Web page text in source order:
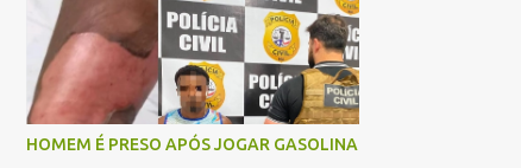
HOMEM É PRESO APÓS JOGAR GASOLINA
socorrida com vida e encaminhada para
atendimento médico, mas infelizmente não
resistiu aos ferimentos e veio a óbito. Uma
das vítimas foi identificada como Gleiciane,
moradora do bairro Jacu. Até o momento, o